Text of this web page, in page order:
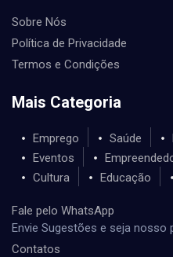
Sobre Nós
Política de Privacidade
Termos e Condições
Mais Categoria
Emprego Saúde
Eventos
Cultura
Educação
Fale pelo WhatsApp
Envie Sugestões e seja nosso
Contatos